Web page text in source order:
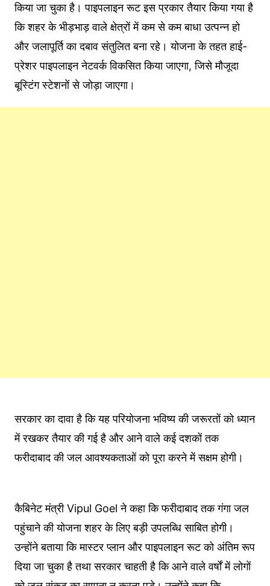
किया जा चुका है। पाइपलाइन रूट इस प्रकार तैयार किया गया है
कि शहर के भीड़भाड़ वाले क्षेत्रों में कम से कम बाधा उत्पन्न हो
और जलापूर्ति का दबाव संतुलित बना रहे। योजना के तहत हाई-
प्रेशर पाइपलाइन नेटवर्क विकसित किया जाएगा, जिसे मौजूदा
बूस्टिंग स्टेशनों से जोड़ा जाएगा।
सरकार का दावा है कि यह परियोजना भविष्य की जरूरतों को ध्यान
में रखकर तैयार की गई है और आने वाले कई दशकों तक
फरीदाबाद की जल आवश्यकताओं को पूरा करने में सक्षम होगी।
कैबिनेट मंत्री Vipul Goel ने कहा कि फरीदाबाद तक गंगा जल
पहुंचाने की योजना शहर के लिए बड़ी उपलब्धि साबित होगी।
उन्होंने बताया कि मास्टर प्लान और पाइपलाइन रूट को अंतिम रूप
दिया जा चुका है तथा सरकार चाहती है कि आने वाले वर्षों में लोगों